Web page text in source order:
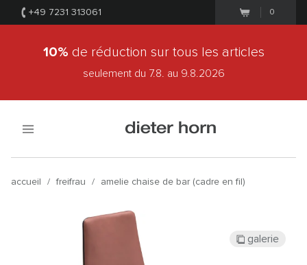
+49 7231 313061 0
10% de réduction sur tous les articles
seulement du 7.8. au 9.8.2026
accueil / freifrau / amelie chaise de bar (cadre en fil)
galerie